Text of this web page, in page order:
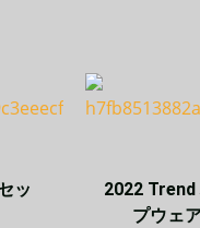
ッ
2022 Trend
プウェ